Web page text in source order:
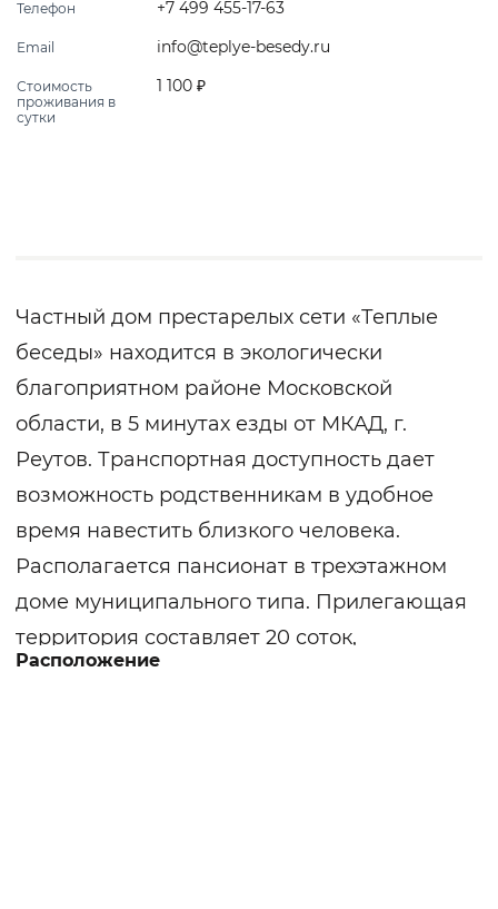
Телефон +7 499 455-17-63
Email info@teplye-besedy.ru
Стоимость
проживания в
сутки
1 100 ₽
Частный дом престарелых сети «Теплые
беседы» находится в экологически
благоприятном районе Московской
области, в 5 минутах езды от МКАД, г.
Реутов. Транспортная доступность дает
возможность родственникам в удобное
время навестить близкого человека.
Располагается пансионат в трехэтажном
доме муниципального типа. Прилегающая
территория составляет 20 соток,
обустроена местами отдыха. В пансионате
Расположение